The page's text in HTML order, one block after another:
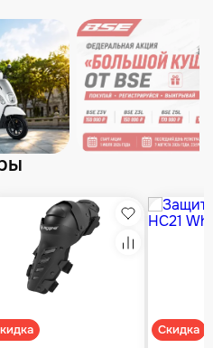
Избранное
Сравнение
Скидка